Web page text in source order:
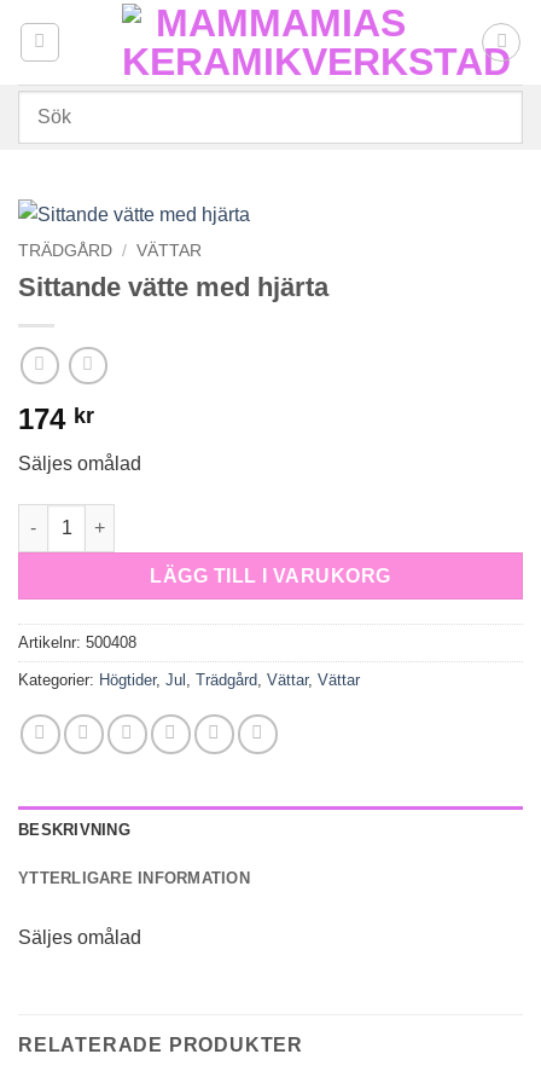
TRÄDGÅRD / VÄTTAR
Sittande vätte med hjärta
174 kr
Säljes omålad
Sittande vätte med hjärta mängd
LÄGG TILL I VARUKORG
Artikelnr: 500408
Kategorier: Högtider, Jul , Trädgård, Vättar, Vättar
BESKRIVNING
YTTERLIGARE INFORMATION
Säljes omålad
RELATERADE PRODUKTER